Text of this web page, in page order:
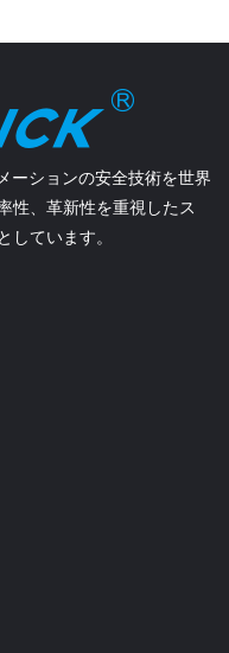
ーションの安全技術を世界
性、革新性を重視したス
ています。